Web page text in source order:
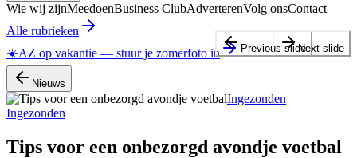
Wie wij zijnMeedoenBusiness ClubAdverterenVolg onsContact
Alle rubrieken
☀️AZ op vakantie — stuur je zomerfoto in
Nieuws
Ingezonden
Ingezonden
Tips voor een onbezorgd avondje voetbal
Previous slideNext slide